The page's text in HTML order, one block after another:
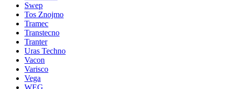
Swep
Tos Znojmo
Tramec
Transtecno
Tranter
Uras Techno
Vacon
Varisco
Vega
WEG